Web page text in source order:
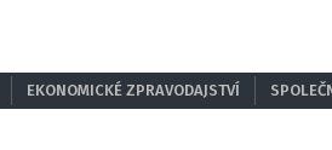
EKONOMICKÉ ZPRAVODAJSTVÍ